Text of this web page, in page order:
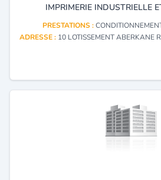
IMPRIMERIE INDUSTRIELLE
PRESTATIONS :
ADRESSE : 10 LOTISSEMENT ABERKANE ROUTE